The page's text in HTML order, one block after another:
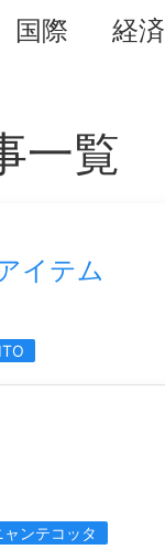
国際 経済
一覧
イテム
ャンテコッタ